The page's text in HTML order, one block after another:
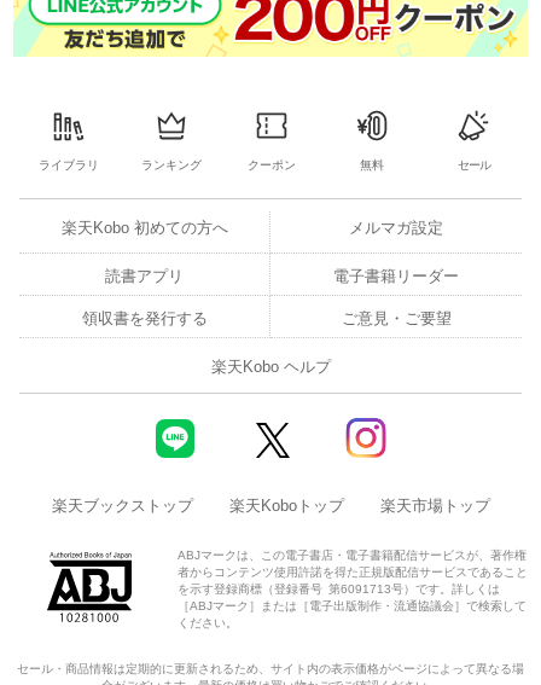
ライブラリ ランキング クーポン 無料 セール
楽天Kobo 初めての方へ メルマガ設定
読書アプリ 電子書籍リーダー
領収書を発行する ご意見・ご要望
楽天Kobo ヘルプ
楽天ブックストップ 楽天Koboトップ 楽天市場トップ
ABJマークは、この電子書店・電子書籍配信サービスが、著作権
者からコンテンツ使用許諾を得た正規版配信サービスであること
を示す登録商標（登録番号 第6091713号）です。詳しくは
［ABJマーク］または［電子出版制作・流通協議会］で検索して
ください。
セール・商品情報は定期的に更新されるため、サイト内の表示価格がページによって異なる場